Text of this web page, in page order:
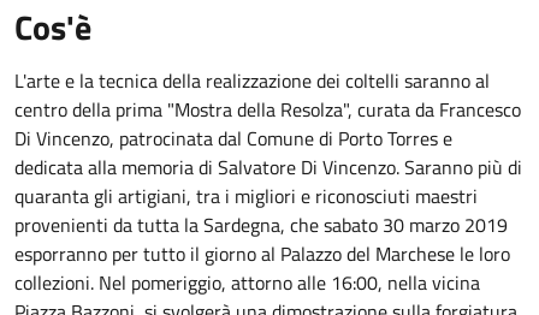
Cos'è
L'arte e la tecnica della realizzazione dei coltelli saranno al
centro della prima "Mostra della Resolza", curata da Francesco
Di Vincenzo, patrocinata dal Comune di Porto Torres e
dedicata alla memoria di Salvatore Di Vincenzo. Saranno più di
quaranta gli artigiani, tra i migliori e riconosciuti maestri
provenienti da tutta la Sardegna, che sabato 30 marzo 2019
esporranno per tutto il giorno al Palazzo del Marchese le loro
collezioni. Nel pomeriggio, attorno alle 16:00, nella vicina